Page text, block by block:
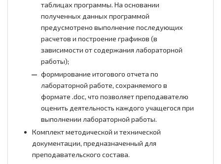
таблицах программы. На основании
полученных данных программой
предусмотрено выполнение последующих
расчетов и построение графиков (в
зависимости от содержания лабораторной
работы);
формирование итогового отчета по
лабораторной работе, сохраняемого в
формате .doc, что позволяет преподавателю
оценить деятельность каждого учащегося при
выполнении лабораторной работы.
Комплект методической и технической
документации, предназначенный для
преподавательского состава.